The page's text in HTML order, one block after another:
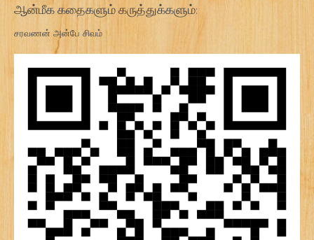
ஆன்மீக கதைகளும் கருத்துக்களும்:
சரவணன் அன்பே சிவம்